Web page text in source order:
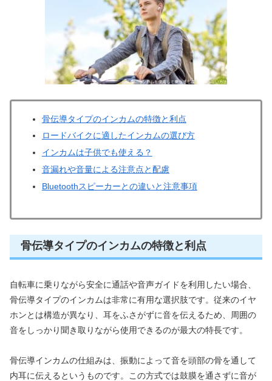
骨伝導タイプのインカムの特徴と利点
ロードバイクに適したインカムの選び方
インカムは子供でも使える？
音漏れや音量による注意点と配慮
Bluetoothスピーカーとの違いと注意事項
骨伝導タイプのインカムの特徴と利点
自転車に乗りながら安全に通話や音声ガイドを利用したい場合、
骨伝導タイプのインカムは非常に有用な選択肢です。従来のイヤ
ホンとは構造が異なり、耳をふさがずに音を伝えるため、周囲の
音をしっかり聞き取りながら使用できるのが最大の特長です。
骨伝導インカムの仕組みは、振動によって音を頭部の骨を通して
内耳に伝えるというものです。この方式では鼓膜を通さずに音が